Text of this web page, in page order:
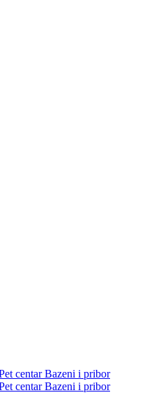
centarBazeni i pribor
centarBazeni i pribor